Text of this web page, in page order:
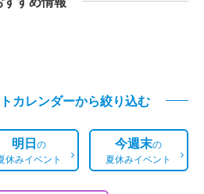
カレンダーから絞り込む
明日の
休みイベント
今週末の
夏休みイベント